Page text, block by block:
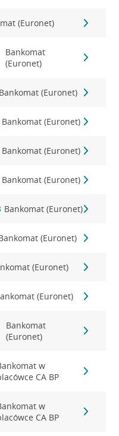
(Euronet)
Bankomat
(Euronet)
Bankomat (Euronet)
Bankomat (Euronet)
Bankomat (Euronet)
Bankomat (Euronet)
Bankomat (Euronet)
(Euronet)
(Euronet)
(Euronet)
Bankomat
(Euronet)
w
CA BP
w
CA BP